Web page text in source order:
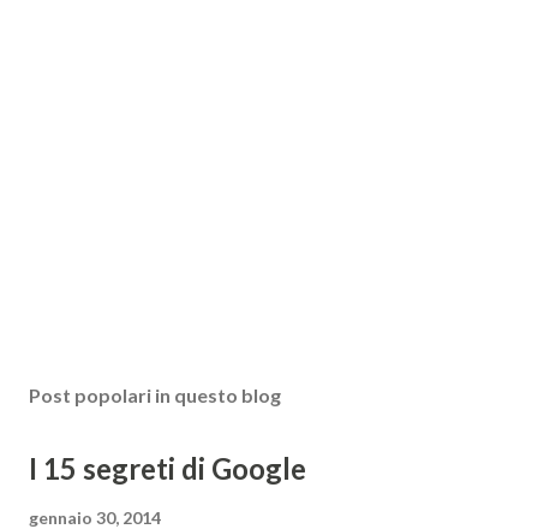
Post popolari in questo blog
I 15 segreti di Google
gennaio 30, 2014